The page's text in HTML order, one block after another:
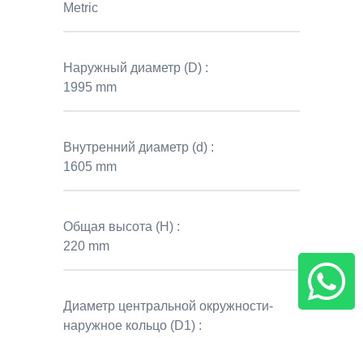
Metric
Наружный диаметр (D) :
1995 mm
Внутренний диаметр (d) :
1605 mm
Общая высота (H) :
220 mm
Диаметр центральной окружности-
наружное кольцо (D1) :